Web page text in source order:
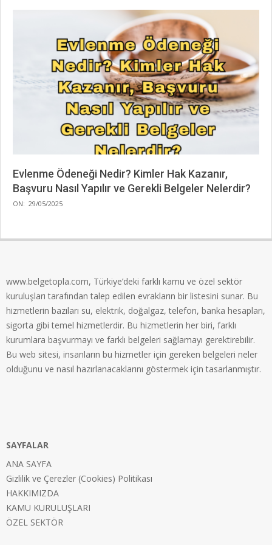
Evlenme Ödeneği Nedir? Kimler Hak Kazanır,
Başvuru Nasıl Yapılır ve Gerekli Belgeler Nelerdir?
2025-
ON: 29/05/2025
www.belgetopla.com, Türkiye’deki farklı kamu ve özel sektör
kuruluşları tarafından talep edilen evrakların bir listesini sunar. Bu
hizmetlerin bazıları su, elektrik, doğalgaz, telefon, banka hesapları,
sigorta gibi temel hizmetlerdir. Bu hizmetlerin her biri, farklı
kurumlara başvurmayı ve farklı belgeleri sağlamayı gerektirebilir.
Bu web sitesi, insanların bu hizmetler için gereken belgeleri neler
olduğunu ve nasıl hazırlanacaklarını göstermek için tasarlanmıştır.
SAYFALAR
ANA SAYFA
Gizlilik ve Çerezler (Cookies) Politikası
HAKKIMIZDA
KAMU KURULUŞLARI
ÖZEL SEKTÖR